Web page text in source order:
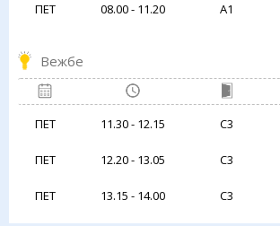
ПЕТ 08.00 - 11.20 А1
Вежбе
ПЕТ 11.30 - 12.15 С3
ПЕТ 12.20 - 13.05 С3
ПЕТ 13.15 - 14.00 С3